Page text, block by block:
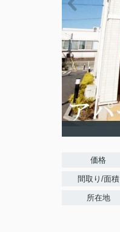
価格
間取り/面積
所在地